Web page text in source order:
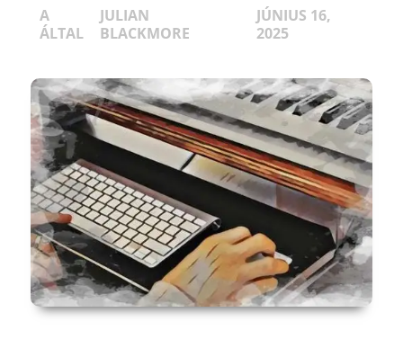
A
ÁLTAL
JULIAN
BLACKMORE
JÚNIUS 16,
2025